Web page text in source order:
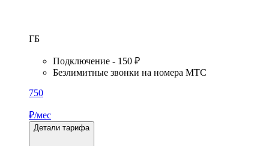
ГБ
Подключение - 150 ₽
Безлимитные звонки на номера МТС
750
₽/мес
Детали тарифа